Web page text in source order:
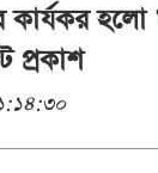
কার্যকর হলো
প্রকাশ